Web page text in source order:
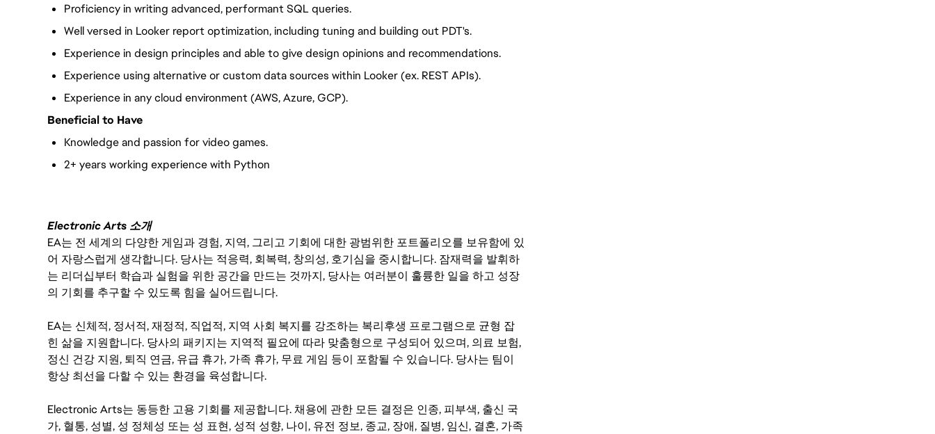
Proficiency in writing advanced, performant SQL queries.
Well versed in Looker report optimization, including tuning and building out PDT's.
Experience in design principles and able to give design opinions and recommendations.
Experience using alternative or custom data sources within Looker (ex. REST APIs).
Experience in any cloud environment (AWS, Azure, GCP).
Beneficial to Have
Knowledge and passion for video games.
2+ years working experience with Python
Electronic Arts 소개
EA는 전 세계의 다양한 게임과 경험, 지역, 그리고 기회에 대한 광범위한 포트폴리오를 보유함에 있
어 자랑스럽게 생각합니다. 당사는 적응력, 회복력, 창의성, 호기심을 중시합니다. 잠재력을 발휘하
는 리더십부터 학습과 실험을 위한 공간을 만드는 것까지, 당사는 여러분이 훌륭한 일을 하고 성장
의 기회를 추구할 수 있도록 힘을 실어드립니다.
EA는 신체적, 정서적, 재정적, 직업적, 지역 사회 복지를 강조하는 복리후생 프로그램으로 균형 잡
힌 삶을 지원합니다. 당사의 패키지는 지역적 필요에 따라 맞춤형으로 구성되어 있으며, 의료 보험,
정신 건강 지원, 퇴직 연금, 유급 휴가, 가족 휴가, 무료 게임 등이 포함될 수 있습니다. 당사는 팀이
항상 최선을 다할 수 있는 환경을 육성합니다.
Electronic Arts는 동등한 고용 기회를 제공합니다. 채용에 관한 모든 결정은 인종, 피부색, 출신 국
가, 혈통, 성별, 성 정체성 또는 성 표현, 성적 성향, 나이, 유전 정보, 종교, 장애, 질병, 임신, 결혼, 가족